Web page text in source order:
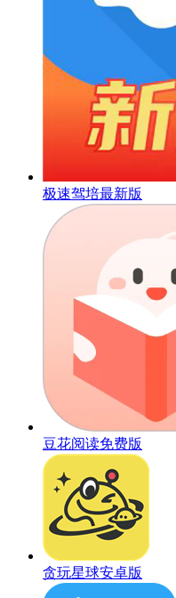
极速驾培最新版
豆花阅读免费版
贪玩星球安卓版